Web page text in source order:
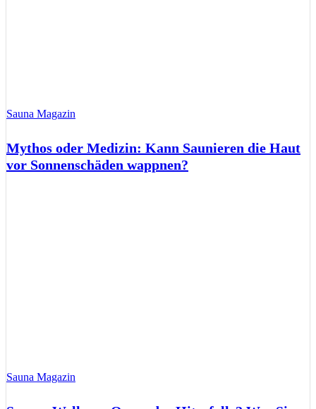
Sauna Magazin
Mythos oder Medizin: Kann Saunieren die Haut
vor Sonnenschäden wappnen?
Sauna Magazin